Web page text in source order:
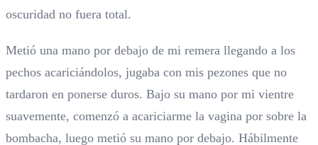
oscuridad no fuera total.
Metió una mano por debajo de mi remera llegando a los
pechos acariciándolos, jugaba con mis pezones que no
tardaron en ponerse duros. Bajo su mano por mi vientre
suavemente, comenzó a acariciarme la vagina por sobre la
bombacha, luego metió su mano por debajo. Hábilmente